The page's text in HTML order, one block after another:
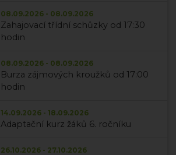
08.09.2026 - 08.09.2026
Zahajovací třídní schůzky od 17:30
hodin
08.09.2026 - 08.09.2026
Burza zájmových kroužků od 17:00
hodin
14.09.2026 - 18.09.2026
Adaptační kurz žáků 6. ročníku
26.10.2026 - 27.10.2026